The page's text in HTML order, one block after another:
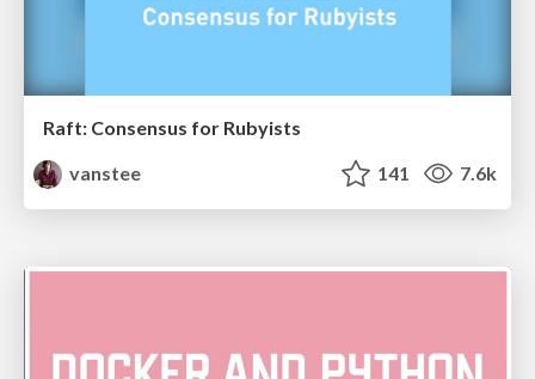
Raft: Consensus for Rubyists
vanstee
141 7.6k